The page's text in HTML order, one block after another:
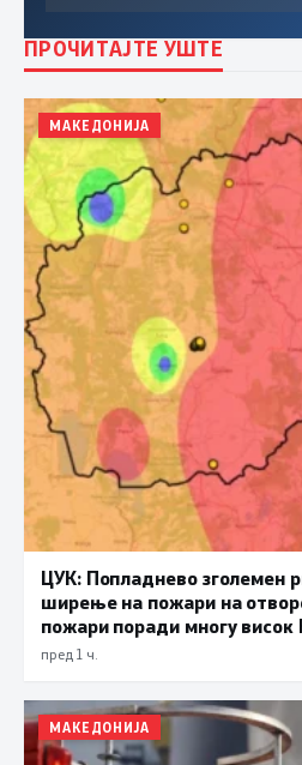
ПРОЧИТАЈТЕ УШТЕ
МАКЕДОНИЈА
ЦУК: Попладнево зголемен
ширење на пожари на
пожари поради многу висок
пред 1 ч.
МАКЕДОНИЈА